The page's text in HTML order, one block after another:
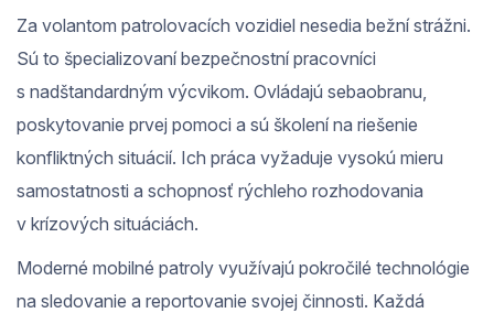
Za volantom patrolovacích vozidiel nesedia bežní strážni.
Sú to špecializovaní bezpečnostní pracovníci
s nadštandardným výcvikom. Ovládajú sebaobranu,
poskytovanie prvej pomoci a sú školení na riešenie
konfliktných situácií. Ich práca vyžaduje vysokú mieru
samostatnosti a schopnosť rýchleho rozhodovania
v krízových situáciách.
Moderné mobilné patroly využívajú pokročilé technológie
na sledovanie a reportovanie svojej činnosti. Každá